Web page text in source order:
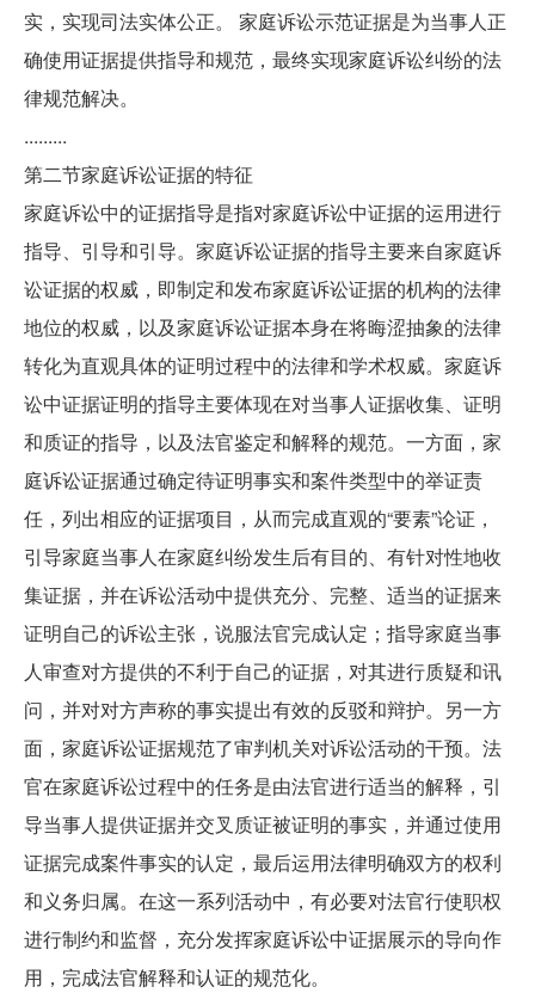
实，实现司法实体公正。 家庭诉讼示范证据是为当事人正
确使用证据提供指导和规范，最终实现家庭诉讼纠纷的法
律规范解决。
.........
第二节家庭诉讼证据的特征
家庭诉讼中的证据指导是指对家庭诉讼中证据的运用进行
指导、引导和引导。家庭诉讼证据的指导主要来自家庭诉
讼证据的权威，即制定和发布家庭诉讼证据的机构的法律
地位的权威，以及家庭诉讼证据本身在将晦涩抽象的法律
转化为直观具体的证明过程中的法律和学术权威。家庭诉
讼中证据证明的指导主要体现在对当事人证据收集、证明
和质证的指导，以及法官鉴定和解释的规范。一方面，家
庭诉讼证据通过确定待证明事实和案件类型中的举证责
任，列出相应的证据项目，从而完成直观的“要素”论证，
引导家庭当事人在家庭纠纷发生后有目的、有针对性地收
集证据，并在诉讼活动中提供充分、完整、适当的证据来
证明自己的诉讼主张，说服法官完成认定；指导家庭当事
人审查对方提供的不利于自己的证据，对其进行质疑和讯
问，并对对方声称的事实提出有效的反驳和辩护。另一方
面，家庭诉讼证据规范了审判机关对诉讼活动的干预。法
官在家庭诉讼过程中的任务是由法官进行适当的解释，引
导当事人提供证据并交叉质证被证明的事实，并通过使用
证据完成案件事实的认定，最后运用法律明确双方的权利
和义务归属。在这一系列活动中，有必要对法官行使职权
进行制约和监督，充分发挥家庭诉讼中证据展示的导向作
用，完成法官解释和认证的规范化。